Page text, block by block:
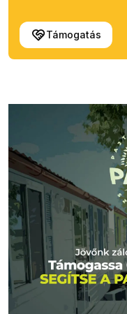
Támogatás